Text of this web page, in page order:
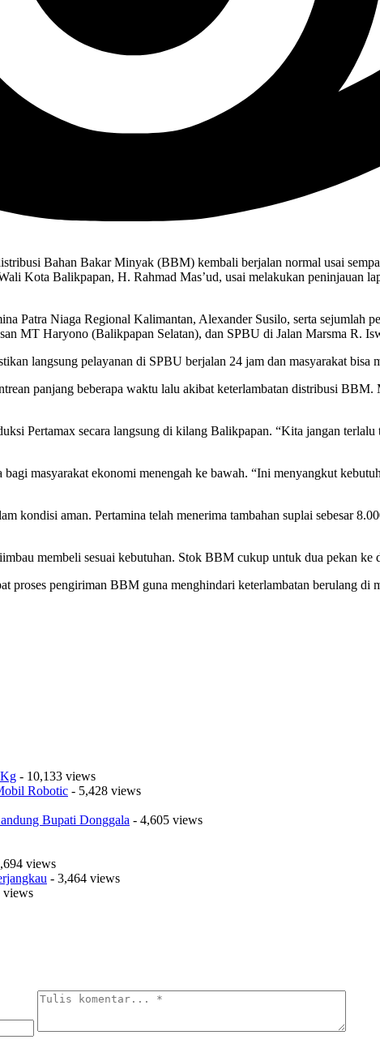
Bahan Bakar Minyak (BBM) kembali berjalan normal usai
Kota Balikpapan, H. Rahmad Mas’ud, usai melakukan peninjauan
Patra Niaga Regional Kalimantan, Alexander Susilo, serta sejumlah
MT Haryono (Balikpapan Selatan), dan SPBU di Jalan Marsma R.
langsung pelayanan di SPBU berjalan 24 jam dan masyarakat bisa
panjang beberapa waktu lalu akibat keterlambatan distribusi
Pertamax secara langsung di kilang Balikpapan. “Kita jangan terlalu
masyarakat ekonomi menengah ke bawah. “Ini menyangkut
kondisi aman. Pertamina telah menerima tambahan suplai sebesar
membeli sesuai kebutuhan. Stok BBM cukup untuk dua pekan ke
proses pengiriman BBM guna menghindari keterlambatan berulang
- 10,133 views
Robotic - 5,428 views
Bupati Donggala - 4,605 views
views
- 3,464 views
views